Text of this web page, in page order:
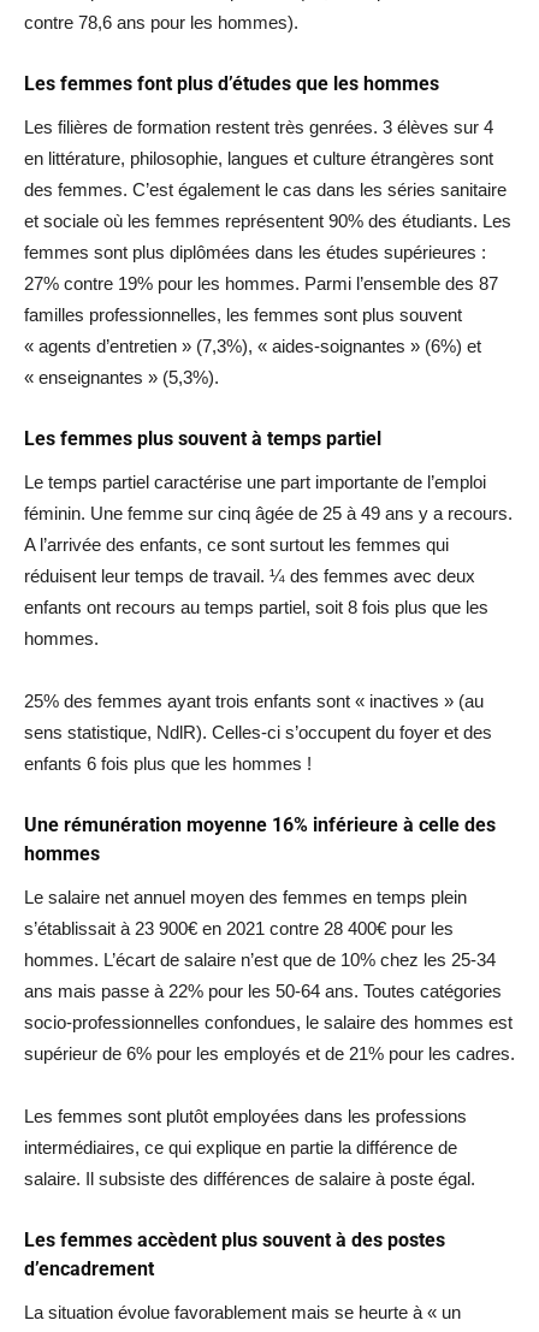
contre 78,6 ans pour les hommes).
Les femmes font plus d’études que les hommes
Les filières de formation restent très genrées. 3 élèves sur 4
en littérature, philosophie, langues et culture étrangères sont
des femmes. C’est également le cas dans les séries sanitaire
et sociale où les femmes représentent 90% des étudiants. Les
femmes sont plus diplômées dans les études supérieures :
27% contre 19% pour les hommes. Parmi l’ensemble des 87
familles professionnelles, les femmes sont plus souvent
« agents d’entretien » (7,3%), « aides-soignantes » (6%) et
« enseignantes » (5,3%).
Les femmes plus souvent à temps partiel
Le temps partiel caractérise une part importante de l’emploi
féminin. Une femme sur cinq âgée de 25 à 49 ans y a recours.
A l’arrivée des enfants, ce sont surtout les femmes qui
réduisent leur temps de travail. ¼ des femmes avec deux
enfants ont recours au temps partiel, soit 8 fois plus que les
hommes.
25% des femmes ayant trois enfants sont « inactives » (au
sens statistique, NdlR). Celles-ci s’occupent du foyer et des
enfants 6 fois plus que les hommes !
Une rémunération moyenne 16% inférieure à celle des
hommes
Le salaire net annuel moyen des femmes en temps plein
s’établissait à 23 900€ en 2021 contre 28 400€ pour les
hommes. L’écart de salaire n’est que de 10% chez les 25-34
ans mais passe à 22% pour les 50-64 ans. Toutes catégories
socio-professionnelles confondues, le salaire des hommes est
supérieur de 6% pour les employés et de 21% pour les cadres.
Les femmes sont plutôt employées dans les professions
intermédiaires, ce qui explique en partie la différence de
salaire. Il subsiste des différences de salaire à poste égal.
Les femmes accèdent plus souvent à des postes
d’encadrement
La situation évolue favorablement mais se heurte à « un